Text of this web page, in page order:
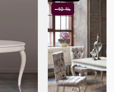
-40 %